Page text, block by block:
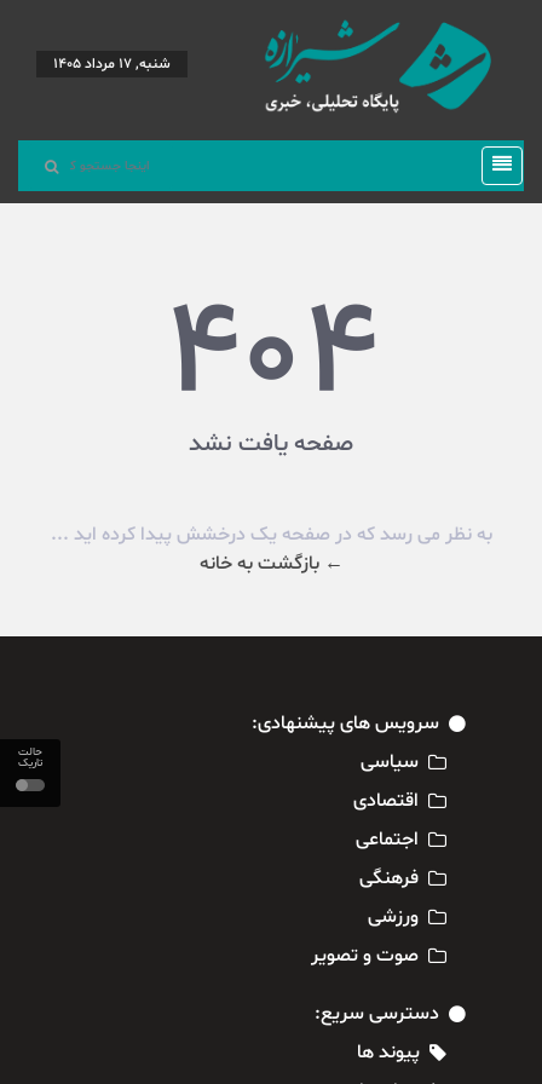
حالت
تاریک
شنبه, 17 مرداد 1405
404
صفحه یافت نشد
به نظر می رسد که در صفحه یک درخشش پیدا کرده اید ...
← بازگشت به خانه
سرویس های پیشنهادی:
سیاسی
اقتصادی
اجتماعی
فرهنگی
ورزشی
صوت و تصویر
دسترسی سریع:
پیوند ها